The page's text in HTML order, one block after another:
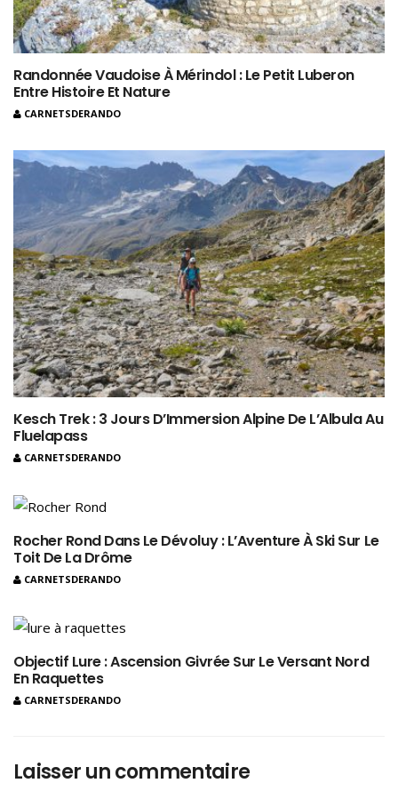
Randonnée Vaudoise À Mérindol : Le Petit Luberon
Entre Histoire Et Nature
CARNETSDERANDO
Kesch Trek : 3 Jours D’Immersion Alpine De L’Albula Au
Fluelapass
CARNETSDERANDO
Rocher Rond Dans Le Dévoluy : L’Aventure À Ski Sur Le
Toit De La Drôme
CARNETSDERANDO
Objectif Lure : Ascension Givrée Sur Le Versant Nord
En Raquettes
CARNETSDERANDO
Laisser un commentaire